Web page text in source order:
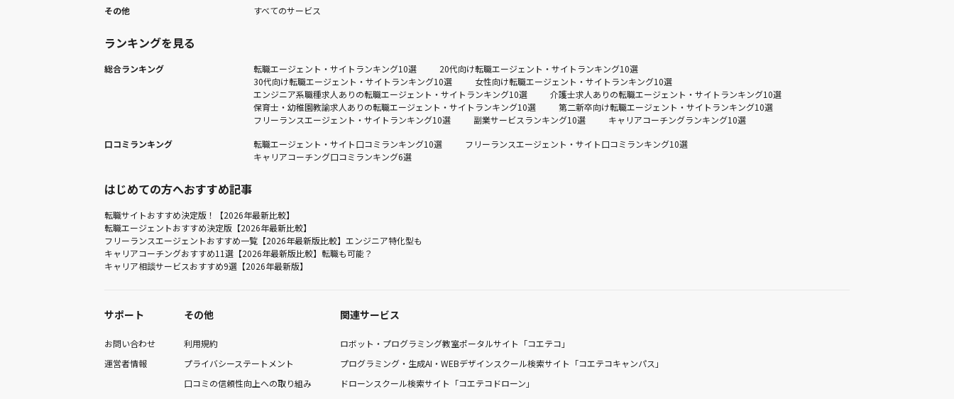
その他
すべてのサービス
ランキングを見る
総合ランキング 転職エージェント・サイトランキング10選
20代向け転職エージェント・サイトランキング10選
30代向け転職エージェント・サイトランキング10選
女性向け転職エージェント・サイトランキング10選
エンジニア系職種求人ありの転職エージェント・サイトランキング10選
介護士求人ありの転職エージェント・サイトランキング10選
保育士・幼稚園教諭求人ありの転職エージェント・サイトランキング10選
第二新卒向け転職エージェント・サイトランキング10選
フリーランスエージェント・サイトランキング10選
副業サービスランキング10選
キャリアコーチングランキング10選
口コミランキング
転職エージェント・サイト口コミランキング10選
フリーランスエージェント・サイト口コミランキング10選
キャリアコーチング口コミランキング6選
はじめての方へおすすめ記事
転職サイトおすすめ決定版！【2026年最新比較】
転職エージェントおすすめ決定版【2026年最新比較】
フリーランスエージェントおすすめ一覧【2026年最新版比較】エンジニア特化型も
キャリアコーチングおすすめ11選【2026年最新版比較】転職も可能？
キャリア相談サービスおすすめ9選【2026年最新版】
サポート
お問い合わせ
運営者情報
その他
利用規約
プライバシーステートメント
口コミの信頼性向上への取り組み
関連サービス
ロボット・プログラミング教室ポータルサイト「コエテコ」
プログラミング・生成AI・WEBデザインスクール検索サイト「コエテコキャンパス」
ドローンスクール検索サイト「コエテコドローン」